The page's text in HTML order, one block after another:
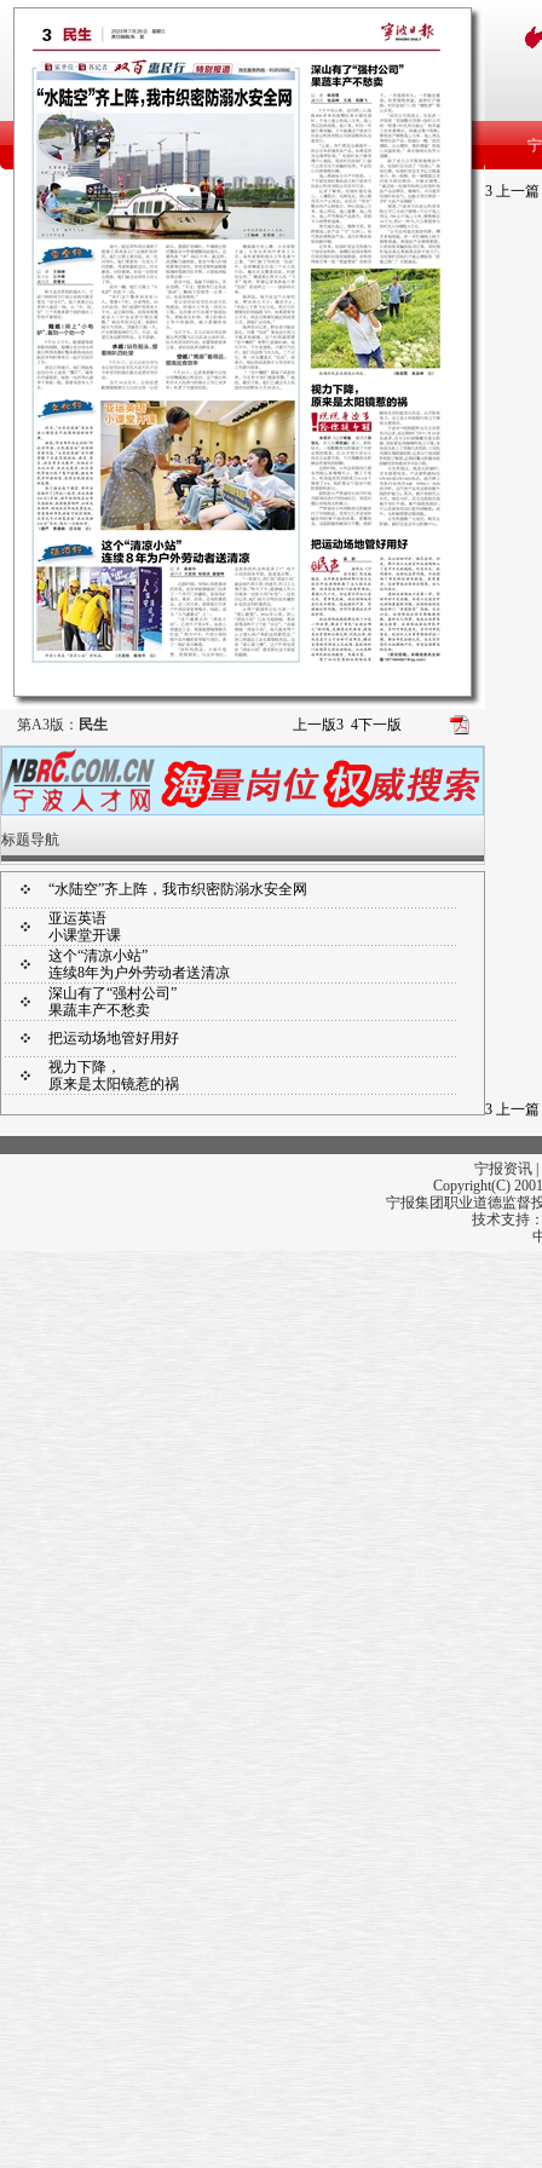
第A3版： 民生 上一版3 4下一版
标题导航
“水陆空”齐上阵，我市织密防溺水安全网
亚运英语
小课堂开课
这个“清凉小站”
连续8年为户外劳动者送清凉
深山有了“强村公司”
果蔬丰产不愁卖
把运动场地管好用好
视力下降，
原来是太阳镜惹的祸
3 上一篇
3 上一篇
宁报资讯
Copyright(C)
宁报集团职业道德监督
技术支持